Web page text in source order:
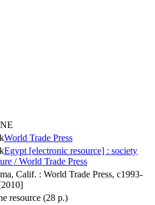
World Trade Press
Egypt [electronic resource] : society
/ World Trade Press
Calif. : World Trade Press, c1993-
resource (28 p.)